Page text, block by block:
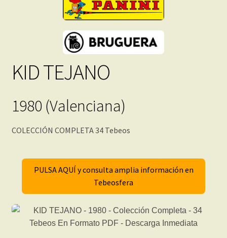
KID TEJANO
1980 (Valenciana)
COLECCIÓN COMPLETA 34 Tebeos
PULSA AQUÍ y consulta amplia información en
Tebeosfera